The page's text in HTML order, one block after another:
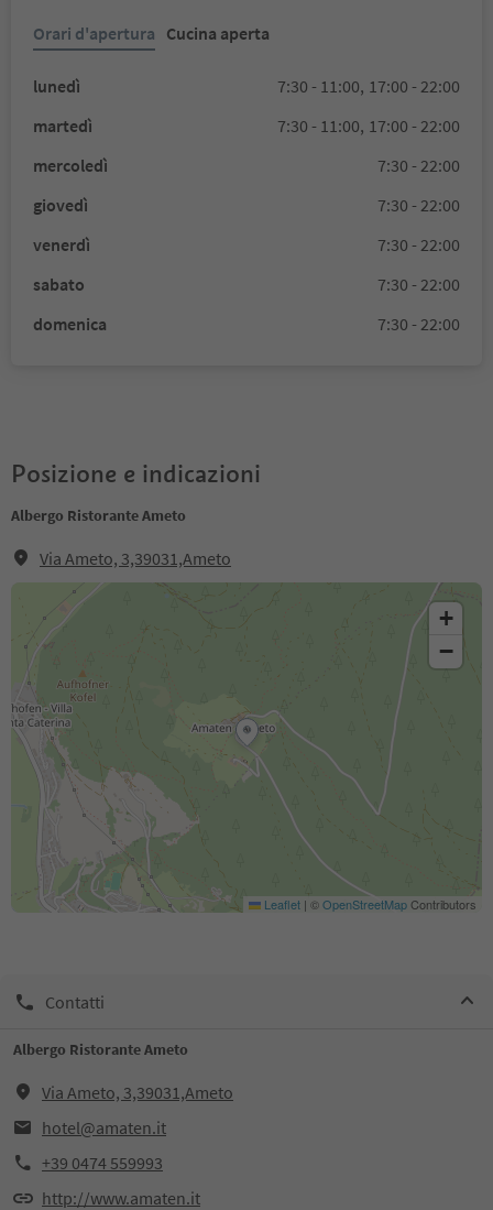
Orari d'apertura Cucina aperta
lunedì 7:30 - 11:00, 17:00 - 22:00
martedì
7:30 - 11:00, 17:00 - 22:00
mercoledì
7:30 - 22:00
giovedì
7:30 - 22:00
venerdì
7:30 - 22:00
sabato
7:30 - 22:00
domenica
7:30 - 22:00
Posizione e indicazioni
Albergo Ristorante Ameto
Via Ameto, 3,39031,Ameto
+
−
Leaflet | ©OpenStreetMapContributors
Contatti
Albergo Ristorante Ameto
Via Ameto, 3,39031,Ameto
hotel@amaten.it
+39 0474 559993
http://www.amaten.it